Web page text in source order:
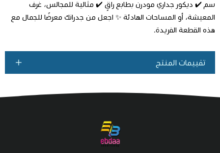
سم ✔️ ديكور جداري مودرن بطابع راقٍ ✔️ مثالية للمجالس، غرف
المعيشة، أو المساحات الهادئة ✨ اجعل من جدرانك معرضًا للجمال مع
هذه القطعة الفريدة.
تقييمات المنتج